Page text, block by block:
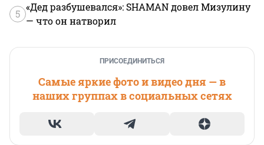
5
«Дед разбушевался»: SHAMAN довел Мизулину
— что он натворил
ПРИСОЕДИНИТЬСЯ
Самые яркие фото и видео дня — в
наших группах в социальных сетях